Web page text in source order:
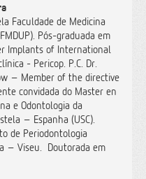
Faculdade de Medicina
Pós-graduada em
Implants of International
- Pericop. P.C. Dr.
– Member of the directive
convidada do Master en
e Odontologia da
– Espanha (USC).
de Periodontologia
– Viseu. Doutorada em